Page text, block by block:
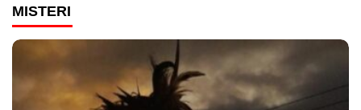
MISTERI